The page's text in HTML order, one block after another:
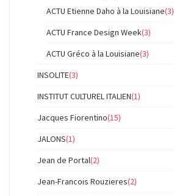
ACTU Etienne Daho à la Louisiane(3)
ACTU France Design Week(3)
ACTU Gréco à la Louisiane(3)
INSOLITE(3)
INSTITUT CULTUREL ITALIEN(1)
Jacques Fiorentino(15)
JALONS(1)
Jean de Portal(2)
Jean-Francois Rouzieres(2)